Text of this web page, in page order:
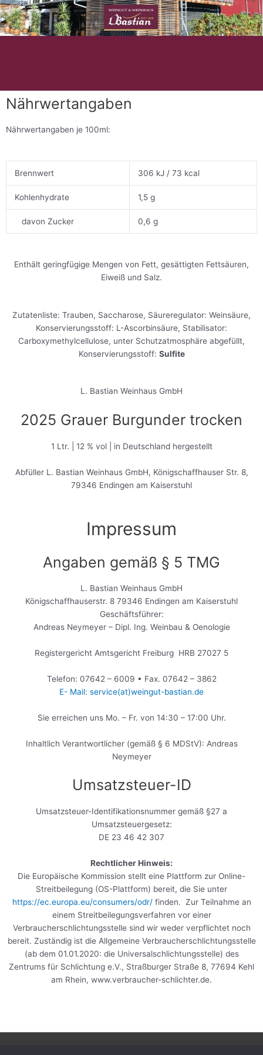
Zum
Inhalt
springen
n
ü
Nährwertangaben
Nährwertangaben je 100ml:
Brennwert 306 kJ / 73 kcal
Kohlenhydrate 1,5 g
davon Zucker 0,6 g
Enthält geringfügige Mengen von Fett, gesättigten Fettsäuren,
Eiweiß und Salz.
Zutatenliste: Trauben, Saccharose, Säureregulator: Weinsäure,
Konservierungsstoff: L-Ascorbinsäure, Stabilisator:
Carboxymethylcellulose, unter Schutzatmosphäre abgefüllt,
Konservierungsstoff: Sulfite
L. Bastian Weinhaus GmbH
2025 Grauer Burgunder trocken
1 Ltr. | 12 % vol | in Deutschland hergestellt
Abfüller L. Bastian Weinhaus GmbH, Königschaffhauser Str. 8,
79346 Endingen am Kaiserstuhl
Impressum
Angaben gemäß § 5 TMG
L. Bastian Weinhaus GmbH
Königschaffhauserstr. 8 79346 Endingen am Kaiserstuhl
Geschäftsführer:
Andreas Neymeyer – Dipl. Ing. Weinbau & Oenologie
Registergericht Amtsgericht Freiburg HRB 27027 5
Telefon: 07642 – 6009 • Fax. 07642 – 3862
E- Mail: service(at)weingut-bastian.de
Sie erreichen uns Mo. – Fr. von 14:30 – 17:00 Uhr.
Inhaltlich Verantwortlicher (gemäß § 6 MDStV): Andreas
Neymeyer
Umsatzsteuer-ID
Umsatzsteuer-Identifikationsnummer gemäß §27 a
Umsatzsteuergesetz:
DE 23 46 42 307
Rechtlicher Hinweis:
Die Europäische Kommission stellt eine Plattform zur Online-
Streitbeilegung (OS-Plattform) bereit, die Sie unter
https://ec.europa.eu/consumers/odr/finden. Zur Teilnahme an
einem Streitbeilegungsverfahren vor einer
Verbraucherschlichtungsstelle sind wir weder verpflichtet noch
bereit. Zuständig ist die Allgemeine Verbraucherschlichtungsstelle
(ab dem 01.01.2020: die Universalschlichtungsstelle) des
Zentrums für Schlichtung e.V., Straßburger Straße 8, 77694 Kehl
am Rhein, www.verbraucher-schlichter.de.